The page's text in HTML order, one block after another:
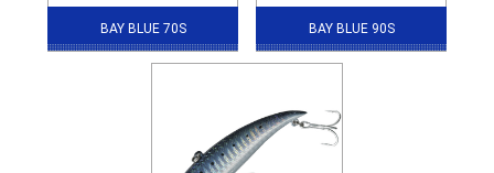
BAY BLUE 70S BAY BLUE 90S